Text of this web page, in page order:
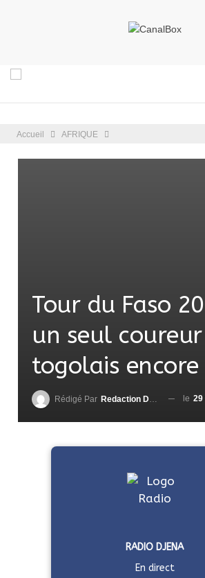
Accueil AFRIQUE
Tour du Faso
un seul coureur
togolais encore
Rédigé Par Redaction DjenaSport le 29
RADIO DJENA
En direct